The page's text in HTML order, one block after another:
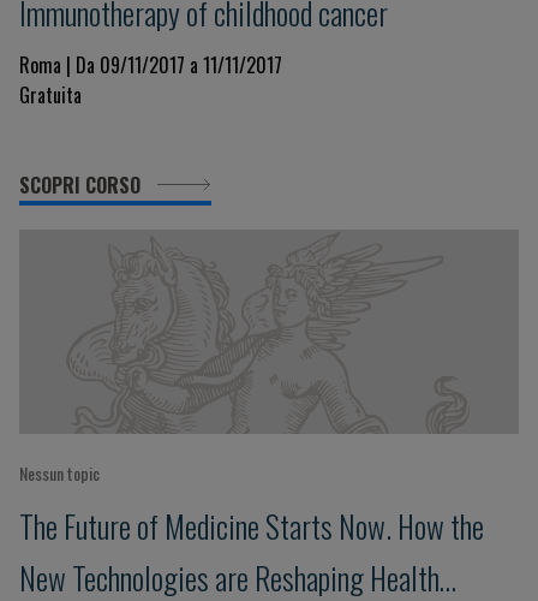
Immunotherapy of childhood cancer
Roma | Da 09/11/2017 a 11/11/2017
Gratuita
SCOPRI CORSO
Nessun topic
The Future of Medicine Starts Now. How the
New Technologies are Reshaping Health